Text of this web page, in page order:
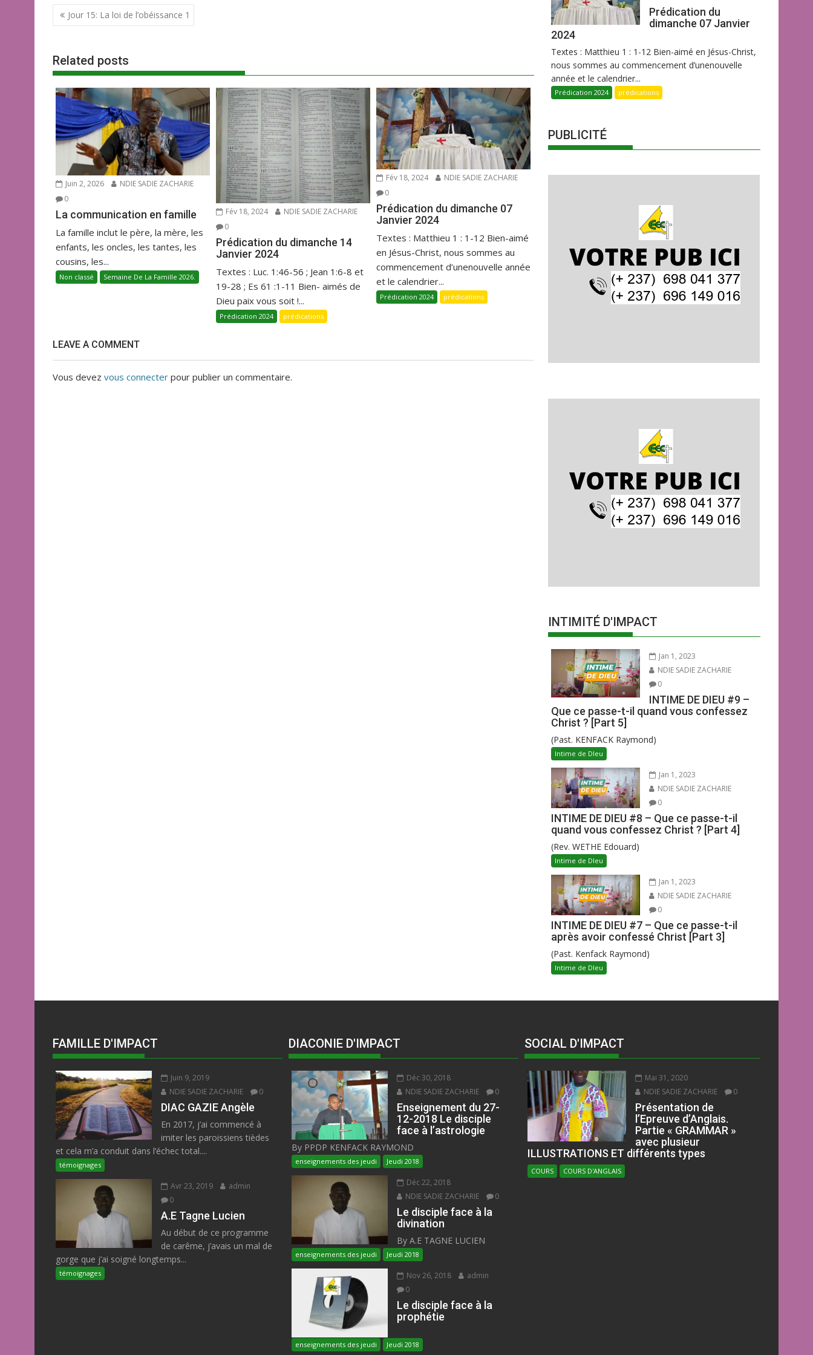
e
o
o
k
itt ai at
p
p
ta
Navigation
de
Jour 15: La loi de l’obéissance 1
Related posts
Juin 2, 2026
NDIE SADIE ZACHARIE
0
La communication en famille
La famille inclut le père, la mère, les
enfants, les oncles, les tantes, les
cousins, les...
Non classé Semaine De La Famille 2026.
Fév 18, 2024
NDIE SADIE ZACHARIE
0
Prédication du dimanche 14
Janvier 2024
Textes : Luc. 1:46-56 ; Jean 1:6-8 et
19-28 ; Es 61 :1-11 Bien- aimés de
Dieu paix vous soit !...
Prédication 2024 prédications
Fév 18, 2024
NDIE SADIE ZACHARIE
0
Prédication du dimanche 07
Janvier 2024
Textes : Matthieu 1 : 1-12 Bien-aimé
en Jésus-Christ, nous sommes au
commencement d’unenouvelle année
et le calendrier...
Prédication 2024 prédications
LEAVE A COMMENT
Vous devez vous connecter pour publier un commentaire.
Prédication du
dimanche 07 Janvier
2024
Textes : Matthieu 1 : 1-12 Bien-aimé en Jésus-Christ,
nous sommes au commencement d’unenouvelle
année et le calendrier...
Prédication 2024 prédications
PUBLICITÉ
INTIMITÉ D'IMPACT
Jan 1, 2023
NDIE SADIE ZACHARIE
0
INTIME DE DIEU #9 –
Que ce passe-t-il quand vous confessez
Christ ? [Part 5]
(Past. KENFACK Raymond)
Intime de DIeu
Jan 1, 2023
NDIE SADIE ZACHARIE
0
INTIME DE DIEU #8 – Que ce passe-t-il
quand vous confessez Christ ? [Part 4]
(Rev. WETHE Edouard)
Intime de DIeu
Jan 1, 2023
NDIE SADIE ZACHARIE
0
INTIME DE DIEU #7 – Que ce passe-t-il
après avoir confessé Christ [Part 3]
(Past. Kenfack Raymond)
Intime de DIeu
FAMILLE D'IMPACT
Juin 9, 2019
NDIE SADIE ZACHARIE
0
DIAC GAZIE Angèle
En 2017, j’ai commencé à
imiter les paroissiens tièdes
et cela m’a conduit dans l’échec total....
témoignages
Avr 23, 2019
admin
0
A.E Tagne Lucien
Au début de ce programme
de carême, j’avais un mal de
gorge que j’ai soigné longtemps...
témoignages
DIACONIE D'IMPACT
Déc 30, 2018
NDIE SADIE ZACHARIE
0
Enseignement du 27-
12-2018 Le disciple
face à l’astrologie
By PPDP KENFACK RAYMOND
enseignements des jeudi Jeudi 2018
Déc 22, 2018
NDIE SADIE ZACHARIE
0
Le disciple face à la
divination
By A.E TAGNE LUCIEN
enseignements des jeudi Jeudi 2018
Nov 26, 2018
admin
0
Le disciple face à la
prophétie
enseignements des jeudi Jeudi 2018
SOCIAL D'IMPACT
Mai 31, 2020
NDIE SADIE ZACHARIE
0
Présentation de
l’Epreuve d’Anglais.
Partie « GRAMMAR »
avec plusieur
ILLUSTRATIONS ET différents types
COURS COURS D'ANGLAIS